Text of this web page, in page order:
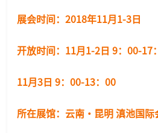
展会时间：2018年11月1-3日
开放时间：11月1-2日 9：00-17
11月3日 9：00-13：00
所在展馆：云南·昆明 滇池国际